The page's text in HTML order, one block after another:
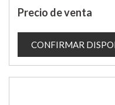
Precio de venta
CONFIRMAR